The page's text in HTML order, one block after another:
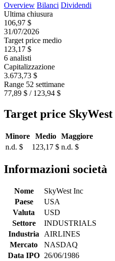
Overview Bilanci Dividendi
Ultima chiusura
106,97 $
31/07/2026
Target price medio
123,17 $
6 analisti
Capitalizzazione
3.673,73 $
Range 52 settimane
77,89 $ / 123,94 $
Target price
Minore Medio
Maggiore
n.d. $
123,17 $ n.d. $
Informazioni società
Nome
SkyWest Inc
Paese
USA
Valuta
USD
Settore
INDUSTRIALS
Industria AIRLINES
Mercato
NASDAQ
Data IPO 26/06/1986